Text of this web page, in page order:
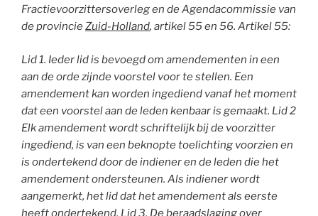
Fractievoorzittersoverleg en de Agendacommissie van
de provincieZuid-Holland, artikel 55 en 56. Artikel 55:
Lid 1. Ieder lid is bevoegd om amendementen in een
aan de orde zijnde voorstel voor te stellen. Een
amendement kan worden ingediend vanaf het moment
dat een voorstel aan de leden kenbaar is gemaakt. Lid 2
Elk amendement wordt schriftelijk bij de voorzitter
ingediend, is van een beknopte toelichting voorzien en
is ondertekend door de indiener en de leden die het
amendement ondersteunen. Als indiener wordt
aangemerkt, het lid dat het amendement als eerste
heeft ondertekend. Lid 3. De beraadslaging over